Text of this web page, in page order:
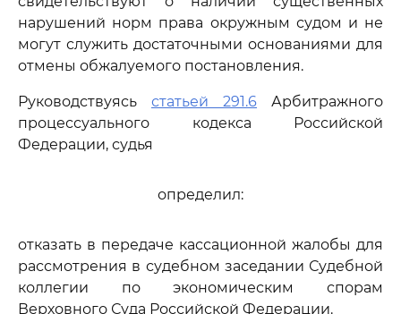
нарушений норм права окружным судом и не
могут служить достаточными основаниями для
отмены обжалуемого постановления.
Руководствуясь статьей 291.6 Арбитражного
процессуального кодекса Российской
Федерации, судья
определил:
отказать в передаче кассационной жалобы для
рассмотрения в судебном заседании Судебной
коллегии по экономическим спорам
Верховного Суда Российской Федерации.